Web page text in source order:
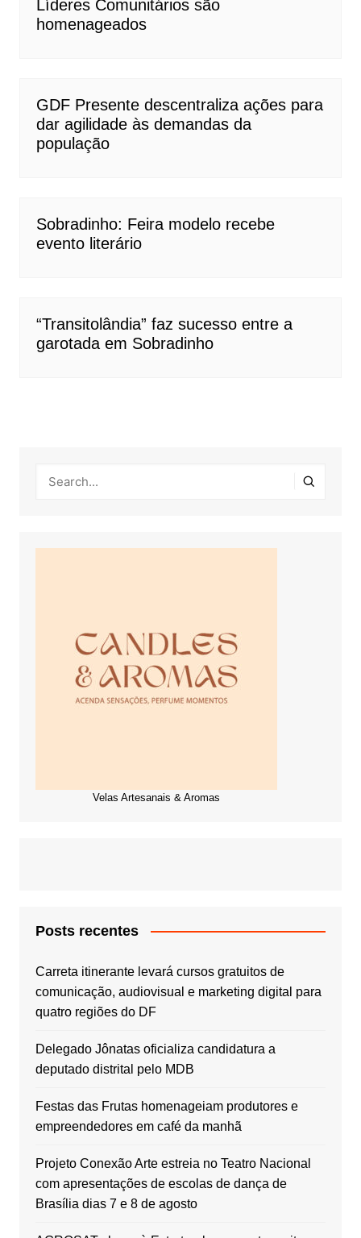
Líderes Comunitários são
homenageados
GDF Presente descentraliza ações para
dar agilidade às demandas da
população
Sobradinho: Feira modelo recebe
evento literário
“Transitolândia” faz sucesso entre a
garotada em Sobradinho
Velas Artesanais & Aromas
Posts recentes
Carreta itinerante levará cursos gratuitos de
comunicação, audiovisual e marketing digital para
quatro regiões do DF
Delegado Jônatas oficializa candidatura a
deputado distrital pelo MDB
Festas das Frutas homenageiam produtores e
empreendedores em café da manhã
Projeto Conexão Arte estreia no Teatro Nacional
com apresentações de escolas de dança de
Brasília dias 7 e 8 de agosto